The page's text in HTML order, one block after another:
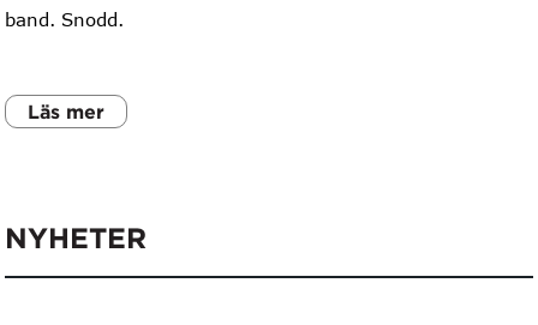
band. Snodd.
Läs mer
NYHETER